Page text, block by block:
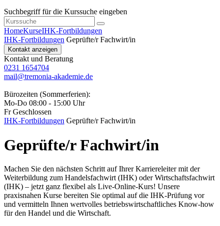
Suchbegriff für die Kurssuche eingeben
HomeKurseIHK-Fortbildungen
IHK-Fortbildungen Geprüfte/r Fachwirt/in
Kontakt anzeigen
Kontakt und Beratung
0231 1654704
mail@tremonia-akademie.de
Bürozeiten (Sommerferien):
Mo-Do 08:00 - 15:00 Uhr
Fr Geschlossen
IHK-Fortbildungen Geprüfte/r Fachwirt/in
Geprüfte/r Fachwirt/in
Machen Sie den nächsten Schritt auf Ihrer Karriereleiter mit der
Weiterbildung zum Handelsfachwirt (IHK) oder Wirtschaftsfachwirt
(IHK) – jetzt ganz flexibel als Live-Online-Kurs! Unsere
praxisnahen Kurse bereiten Sie optimal auf die IHK-Prüfung vor
und vermitteln Ihnen wertvolles betriebswirtschaftliches Know-how
für den Handel und die Wirtschaft.